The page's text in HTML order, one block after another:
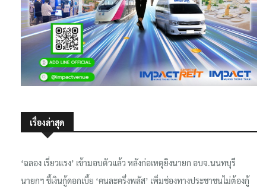
เรื่องล่าสุด
‘ฉลอง เรี่ยวแรง’ เข้ามอบตัวแล้ว หลังก่อเหตุยิงนายก อบจ.นนทบุรี
นายกฯ ชี้เงินกู้ดอกเบี้ย ‘คนละครึ่งพลัส’ เพิ่มช่องทางประชาชนไม่ต้องกู้